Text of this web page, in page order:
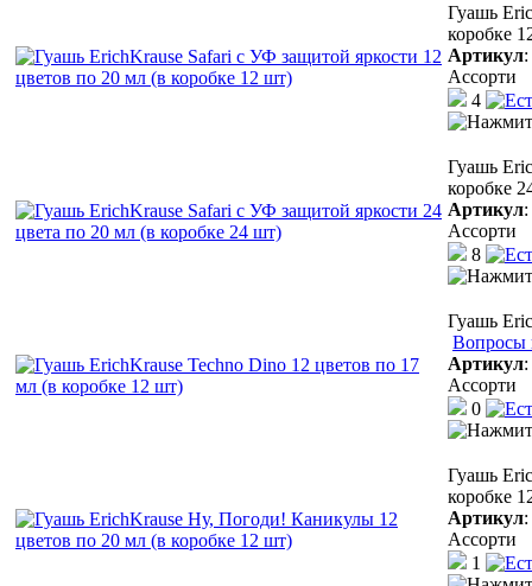
Гуашь
коробке
Артикул:
Ассорти
4
Гуашь
коробке
Артикул:
Ассорти
8
Гуашь
Вопросы
Артикул:
Ассорти
0
Гуашь
коробке
Артикул:
Ассорти
1